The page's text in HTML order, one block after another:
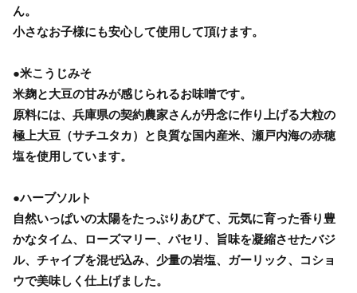
ん。
小さなお子様にも安心して使用して頂けます。
●米こうじみそ
米麹と大豆の甘みが感じられるお味噌です。
原料には、兵庫県の契約農家さんが丹念に作り上げる大粒の
極上大豆（サチユタカ）と良質な国内産米、瀬戸内海の赤穂
塩を使用しています。
●ハーブソルト
自然いっぱいの太陽をたっぷりあびて、元気に育った香り豊
かなタイム、ローズマリー、パセリ、旨味を凝縮させたバジ
ル、チャイブを混ぜ込み、少量の岩塩、ガーリック、コショ
ウで美味しく仕上げました。